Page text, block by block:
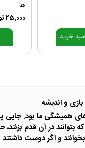
خرید
ها
25,000 تومان
و اندیشه
همیشگی ما بود. جایی
بتوانند در آن قدم بزنند،
بخوانند و اگر دوست